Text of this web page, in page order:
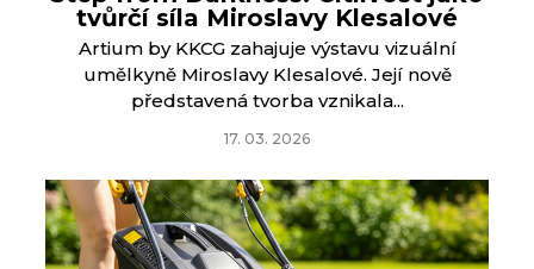
tvůrčí síla Miroslavy Klesalové
Artium by KKCG zahajuje výstavu vizuální
umělkyně Miroslavy Klesalové. Její nově
představená tvorba vznikala...
17. 03. 2026